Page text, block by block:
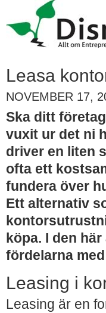
Leasa
NOVEMBER 17,
Ska ditt
vuxit ur det ni
driver en liten
ofta ett
fundera över
Ett alternativ
köpa. I den
fördelarna
Leasing i
Leasing är en